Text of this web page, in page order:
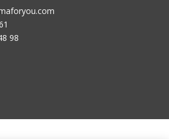
98